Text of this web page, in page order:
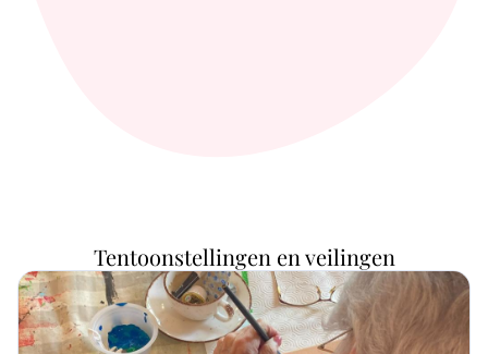
Tentoonstellingen en veilingen